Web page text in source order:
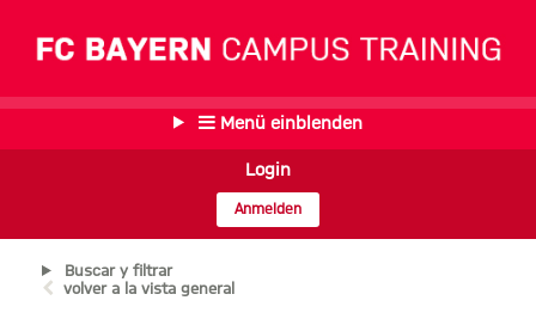
Menü einblenden
Login
Anmelden
Buscar y filtrar
volver a la vista general